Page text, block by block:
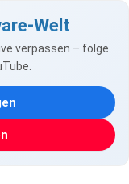
Welt
verpassen – folge